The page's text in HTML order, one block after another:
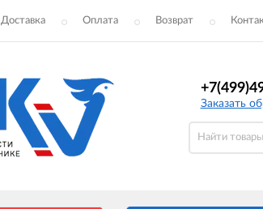
Доставка Оплата Возврат
Заказать